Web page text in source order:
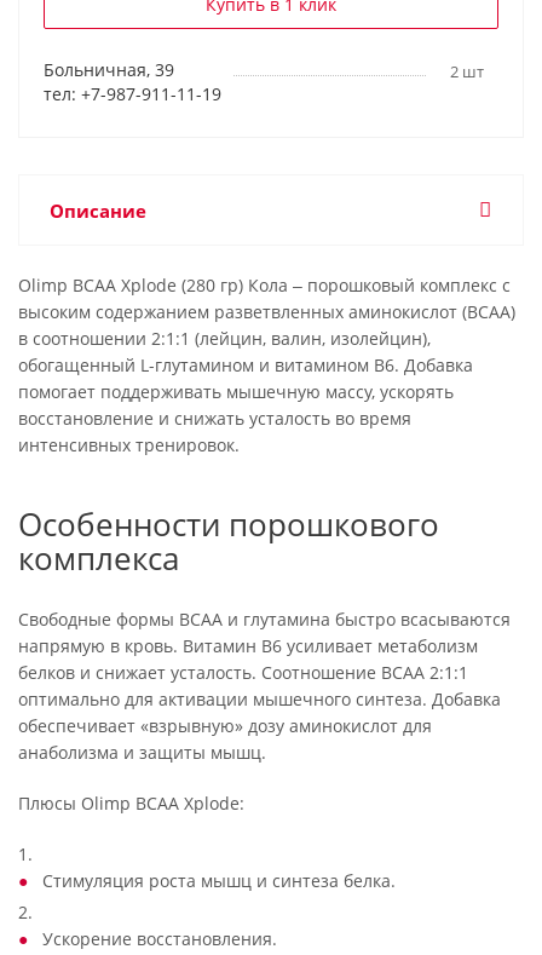
Больничная, 39
тел: +7-987-911-11-19
2 шт
Описание
Olimp BCAA Xplode (280 гр) Кола ‒ порошковый комплекс с
высоким содержанием разветвленных аминокислот (BCAA)
в соотношении 2:1:1 (лейцин, валин, изолейцин),
обогащенный L-глутамином и витамином B6. Добавка
помогает поддерживать мышечную массу, ускорять
восстановление и снижать усталость во время
интенсивных тренировок.
Особенности порошкового
комплекса
Свободные формы BCAA и глутамина быстро всасываются
напрямую в кровь. Витамин B6 усиливает метаболизм
белков и снижает усталость. Соотношение BCAA 2:1:1
оптимально для активации мышечного синтеза. Добавка
обеспечивает «взрывную» дозу аминокислот для
анаболизма и защиты мышц.
Плюсы Olimp BCAA Xplode:
1.
Стимуляция роста мышц и синтеза белка.
2.
Ускорение восстановления.